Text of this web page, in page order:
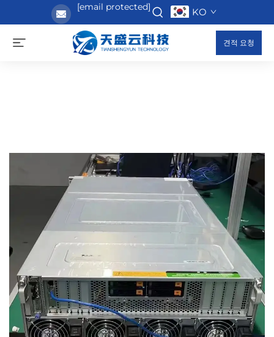
[email protected] KO
견적 요청